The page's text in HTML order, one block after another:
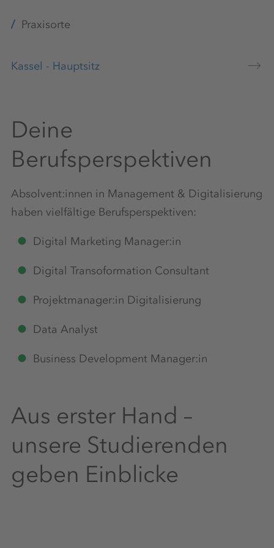
Praxisorte
Kassel - Hauptsitz
Deine
Berufsperspektiven
Absolvent:innen in Management & Digitalisierung
haben vielfältige Berufsperspektiven:
Digital Marketing Manager:in
Digital Transoformation Consultant
Projektmanager:in Digitalisierung
Data Analyst
Business Development Manager:in
Aus erster Hand –
unsere Studierenden
geben Einblicke